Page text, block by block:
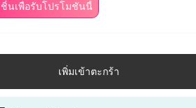
นเพื่อรับโปรโมชันนี้
เพิ่มเข้าตะกร้า